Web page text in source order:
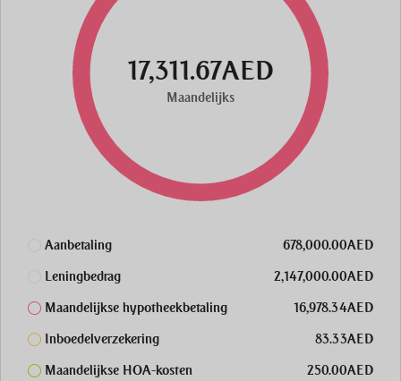
17,311.67AED
Maandelijks
Aanbetaling
678,000.00AED
Leningbedrag
2,147,000.00AED
Maandelijkse hypotheekbetaling
16,978.34AED
Inboedelverzekering
83.33AED
Maandelijkse HOA-kosten
250.00AED